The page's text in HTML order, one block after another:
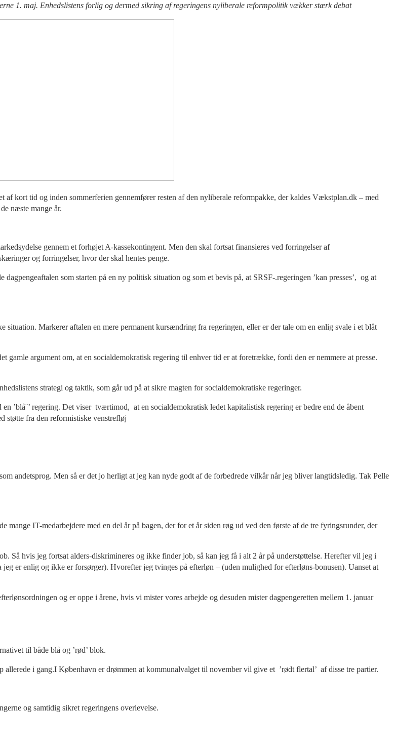
1. maj. Enhedslistens forlig og dermed sikring af regeringens nyliberale reformpolitik vækker stærk debat
af kort tid og inden sommerferien gennemfører resten af den nyliberale reformpakke, der kaldes Vækstplan.dk – med
næste mange år.
gennem et forhøjet A-kassekontingent. Men den skal fortsat finansieres ved forringelser af
og forringelser, hvor der skal hentes penge.
som starten på en ny politisk situation og som et bevis på, at SRSF-.regeringen ’kan presses’, og at
Markerer aftalen en mere permanent kursændring fra regeringen, eller er der tale om en enlig svale i et blåt
argument om, at en socialdemokratisk regering til enhver tid er at foretrække, fordi den er nemmere at presse.
strategi og taktik, som går ud på at sikre magten for socialdemokratiske regeringer.
’blå¨’ regering. Det viser tværtimod, at en socialdemokratisk ledet kapitalistisk regering er bedre end de åbent
støtte fra den reformistiske venstrefløj
andetsprog. Men så er det jo herligt at jeg kan nyde godt af de forbedrede vilkår når jeg bliver langtidsledig. Tak Pelle
mange IT-medarbejdere med en del år på bagen, der for et år siden røg ud ved den første af de tre fyringsrunder, der
Så hvis jeg fortsat alders-diskrimineres og ikke finder job, så kan jeg få i alt 2 år på understøttelse. Herefter vil jeg i
er enlig og ikke er forsørger). Hvorefter jeg tvinges på efterløn – (uden mulighed for efterløns-bonusen). Uanset at
og er oppe i årene, hvis vi mister vores arbejde og desuden mister dagpengeretten mellem 1. januar
til både blå og ’rød’ blok.
i gang.I København er drømmen at kommunalvalget til november vil give et ’rødt flertal’ af disse tre partier.
og samtidig sikret regeringens overlevelse.